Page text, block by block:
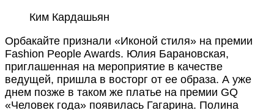
Ким Кардашьян
Орбакайте признали «Иконой стиля» на премии
Fashion People Awards. Юлия Барановская,
приглашенная на мероприятие в качестве
ведущей, пришла в восторг от ее образа. А уже
днем позже в таком же платье на премии GQ
«Человек года» появилась Гагарина. Полина